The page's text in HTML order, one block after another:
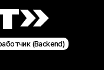
(Backend)